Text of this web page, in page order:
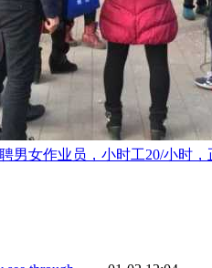
男女作业员，小时工20/小时，